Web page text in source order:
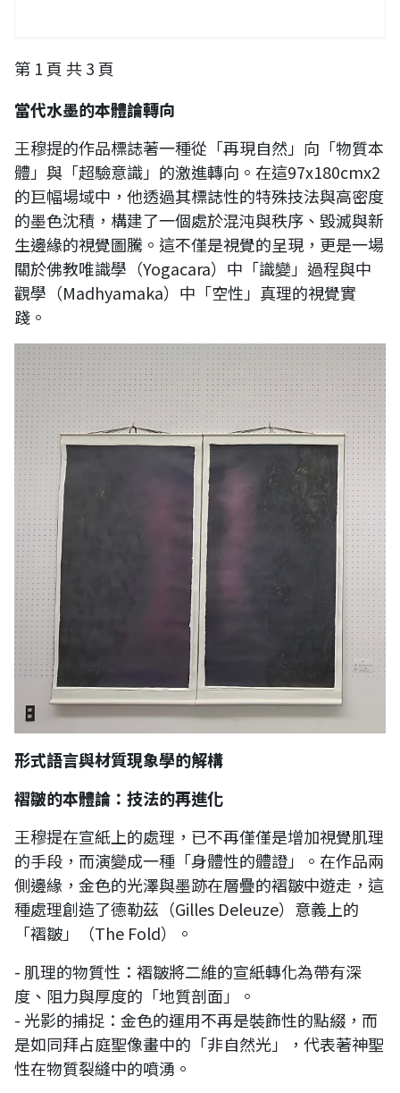
第 1 頁 共 3 頁
當代水墨的本體論轉向
王穆提的作品標誌著一種從「再現自然」向「物質本
體」與「超驗意識」的激進轉向。在這97x180cmx2
的巨幅場域中，他透過其標誌性的特殊技法與高密度
的墨色沈積，構建了一個處於混沌與秩序、毀滅與新
生邊緣的視覺圖騰。這不僅是視覺的呈現，更是一場
關於佛教唯識學（Yogacara）中「識變」過程與中
觀學（Madhyamaka）中「空性」真理的視覺實
踐。
形式語言與材質現象學的解構
褶皺的本體論：技法的再進化
王穆提在宣紙上的處理，已不再僅僅是增加視覺肌理
的手段，而演變成一種「身體性的體證」。在作品兩
側邊緣，金色的光澤與墨跡在層疊的褶皺中遊走，這
種處理創造了德勒茲（Gilles Deleuze）意義上的
「褶皺」（The Fold）。
- 肌理的物質性：褶皺將二維的宣紙轉化為帶有深
度、阻力與厚度的「地質剖面」。
- 光影的捕捉：金色的運用不再是裝飾性的點綴，而
是如同拜占庭聖像畫中的「非自然光」，代表著神聖
性在物質裂縫中的噴湧。